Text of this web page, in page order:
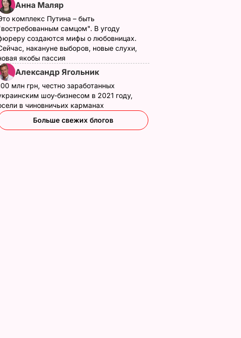
что
то, что
Анна Маляр
комплекс Путина – быть
самцом". В угоду
создаются мифы о любовницах.
накануне выборов, новые слухи,
якобы пассия
Александр Ягольник
млн грн, честно заработанных
шоу-бизнесом в 2021 году,
в чиновничьих карманах
Больше свежих блогов